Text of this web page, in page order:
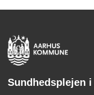
Sundhedsplejen